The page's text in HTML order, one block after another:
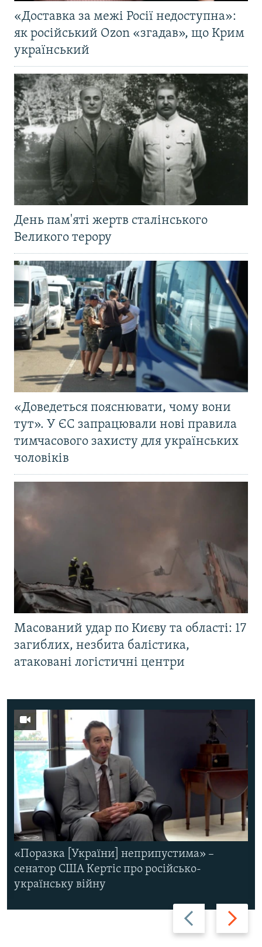
«Доставка за межі Росії недоступна»:
як російський Ozon «згадав», що Крим
український
День пам'яті жертв сталінського
Великого терору
«Доведеться пояснювати, чому вони
тут». У ЄС запрацювали нові правила
тимчасового захисту для українських
чоловіків
Масований удар по Києву та області: 17
загиблих, незбита балістика,
атаковані логістичні центри
Назад Вперед
«Поразка [України] неприпустима» –
сенатор США Кертіс про російсько-
українську війну